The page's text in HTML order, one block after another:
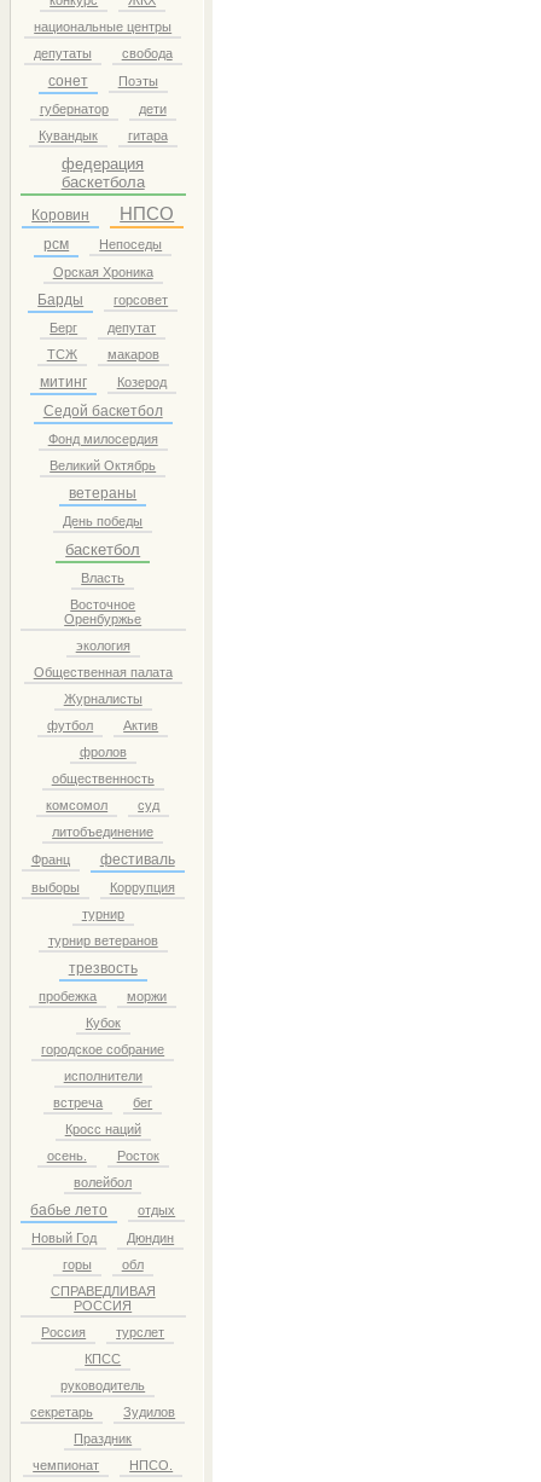
национальные центры
депутаты
свобода
сонет
Поэты
губернатор
дети
Кувандык
гитара
федерация
баскетбола
Коровин НПСО
рсм
Непоседы
Орская Хроника
Барды
горсовет
Берг
депутат
ТСЖ
макаров
митинг Козерод
Седой баскетбол
Фонд милосердия
Великий Октябрь
ветераны
День победы
баскетбол
Власть
Восточное
Оренбуржье
экология
Общественная палата
Журналисты
футбол
Актив
фролов
общественность
комсомол
суд
литобъединение
Франц
фестиваль
выборы
Коррупция
турнир
турнир ветеранов
трезвость
пробежка
моржи
Кубок
городское собрание
исполнители
встреча
бег
Кросс наций
осень.
Росток
волейбол
бабье лето
отдых
Новый Год
Дюндин
горы
обл
СПРАВЕДЛИВАЯ
РОССИЯ
Россия
турслет
КПСС
руководитель
секретарь
Зудилов
Праздник
чемпионат
НПСО.